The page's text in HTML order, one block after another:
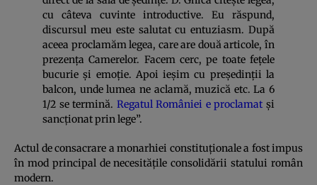
cu câteva cuvinte introductive. Eu răspund,
discursul meu este salutat cu entuziasm. După
aceea proclamăm legea, care are două articole, în
prezența Camerelor. Facem cerc, pe toate fețele
bucurie și emoție. Apoi ieșim cu președinții la
balcon, unde lumea ne aclamă, muzică etc. La 6
1/2 se termină. Regatul României e proclamat și
sancționat prin lege”.
Actul de consacrare a monarhiei constituționale a fost impus
în mod principal de necesitățile consolidării statului român
modern.